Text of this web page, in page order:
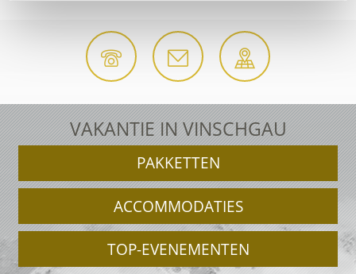
VAKANTIE IN VINSCHGAU
PAKKETTEN
ACCOMMODATIES
TOP-EVENEMENTEN